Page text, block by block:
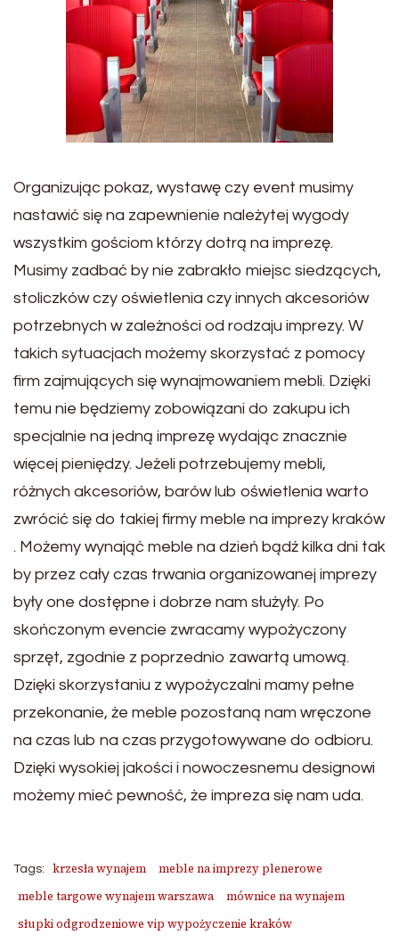
Organizując pokaz, wystawę czy event musimy
nastawić się na zapewnienie należytej wygody
wszystkim gościom którzy dotrą na imprezę.
Musimy zadbać by nie zabrakło miejsc siedzących,
stoliczków czy oświetlenia czy innych akcesoriów
potrzebnych w zależności od rodzaju imprezy. W
takich sytuacjach możemy skorzystać z pomocy
firm zajmujących się wynajmowaniem mebli. Dzięki
temu nie będziemy zobowiązani do zakupu ich
specjalnie na jedną imprezę wydając znacznie
więcej pieniędzy. Jeżeli potrzebujemy mebli,
różnych akcesoriów, barów lub oświetlenia warto
zwrócić się do takiej firmy meble na imprezy kraków
. Możemy wynająć meble na dzień bądź kilka dni tak
by przez cały czas trwania organizowanej imprezy
były one dostępne i dobrze nam służyły. Po
skończonym evencie zwracamy wypożyczony
sprzęt, zgodnie z poprzednio zawartą umową.
Dzięki skorzystaniu z wypożyczalni mamy pełne
przekonanie, że meble pozostaną nam wręczone
na czas lub na czas przygotowywane do odbioru.
Dzięki wysokiej jakości i nowoczesnemu designowi
możemy mieć pewność, że impreza się nam uda.
Tags: krzesła wynajem
meble na imprezy plenerowe
meble targowe wynajem warszawa
mównice na wynajem
słupki odgrodzeniowe vip wypożyczenie kraków